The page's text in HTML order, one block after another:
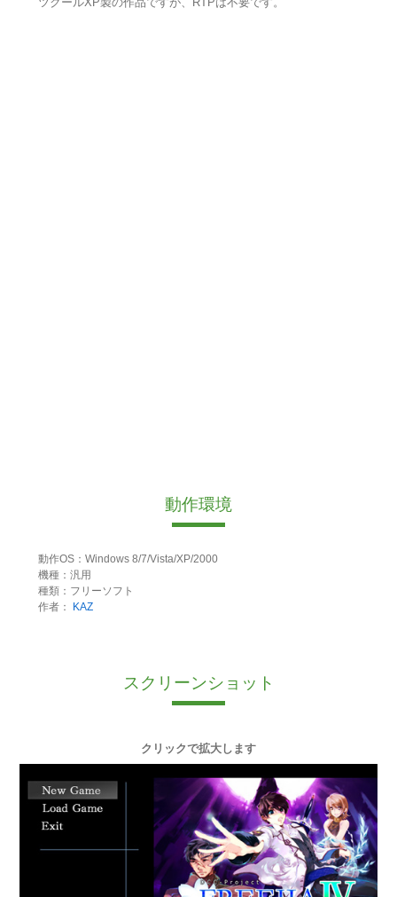
動作環境
動作OS：Windows 8/7/Vista/XP/2000
機種：汎用
種類：フリーソフト
作者：
KAZ
スクリーンショット
クリックで拡大します